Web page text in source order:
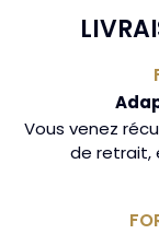
Vous venez
de retrait,